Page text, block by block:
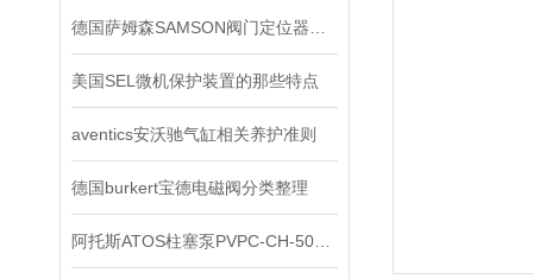
美国SEL微机保护装置的那些特点
aventics安沃驰气缸相关养护准则
德国burkert宝德电磁阀分类整理